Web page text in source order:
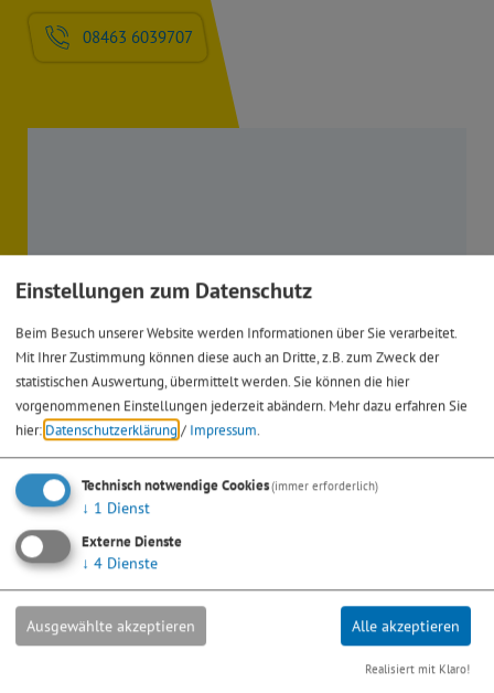
08463 6039707
Feuerwehrhaus Höbing
Kleinhöbing 32
91177 Thalmässing
Info-Adresse
FF Höbing e.V.
Großhöbing
Wiesenweg 2
Einstellungen zum Datenschutz
Beim Besuch unserer Website werden Informationen über Sie verarbeitet.
Mit Ihrer Zustimmung können diese auch an Dritte, z.B. zum Zweck der
statistischen Auswertung, übermittelt werden. Sie können die hier
vorgenommenen Einstellungen jederzeit abändern. Mehr dazu erfahren Sie
hier: Datenschutzerklärung / Impressum
Technisch notwendige Cookies(immer erforderlich)
↓ 1 Dienst
Externe Dienste
↓ 4 Dienste
Ausgewählte akzeptieren Alle akzeptieren
Realisiert mit Klaro!